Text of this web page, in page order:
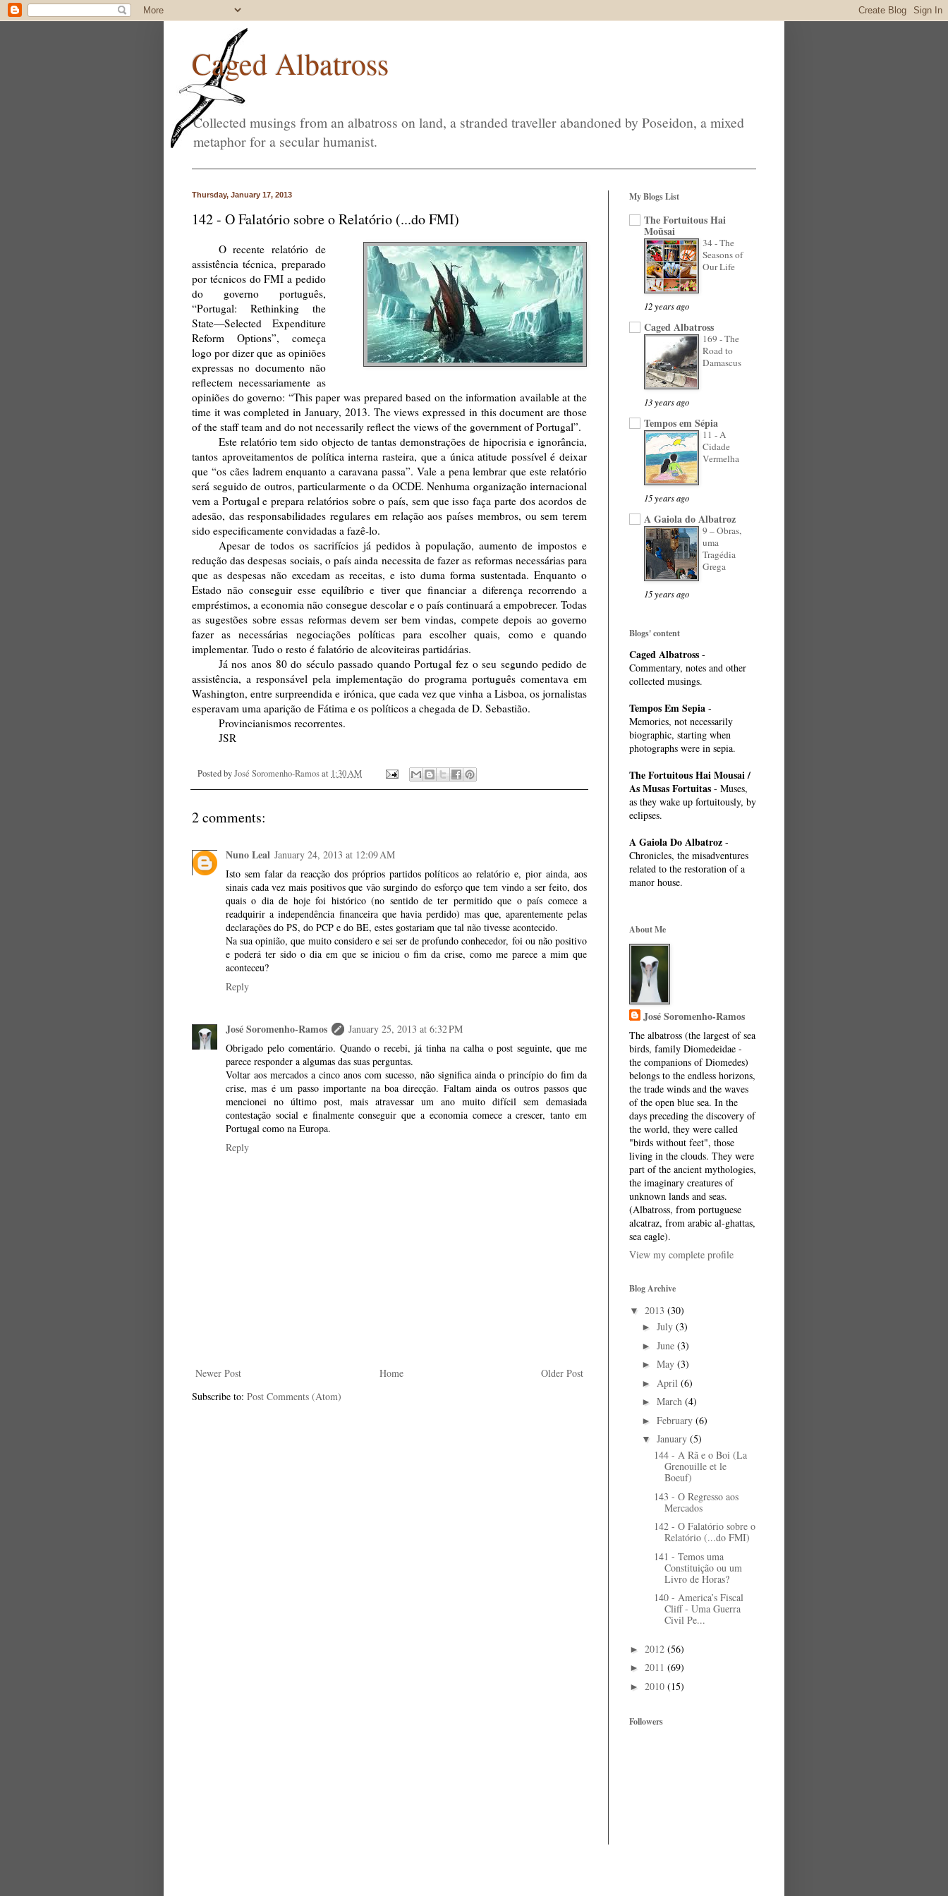
Caged Albatross
Collected musings from an albatross on land, a stranded traveller abandoned by Poseidon, a mixed
metaphor for a secular humanist.
Thursday, January 17, 2013
142 - O Falatório sobre o Relatório (...do FMI)
O recente relatório de
assistência técnica, preparado
por técnicos do FMI a pedido
do governo português,
“Portugal: Rethinking the
State—Selected Expenditure
Reform Options”, começa
logo por dizer que as opiniões
expressas no documento não
reflectem necessariamente as
opiniões do governo: “This paper was prepared based on the information available at the
time it was completed in January, 2013. The views expressed in this document are those
of the staff team and do not necessarily reflect the views of the government of Portugal”.
Este relatório tem sido objecto de tantas demonstrações de hipocrisia e ignorância,
tantos aproveitamentos de política interna rasteira, que a única atitude possível é deixar
que “os cães ladrem enquanto a caravana passa”. Vale a pena lembrar que este relatório
será seguido de outros, particularmente o da OCDE. Nenhuma organização internacional
vem a Portugal e prepara relatórios sobre o país, sem que isso faça parte dos acordos de
adesão, das responsabilidades regulares em relação aos países membros, ou sem terem
sido especificamente convidadas a fazê-lo.
Apesar de todos os sacrifícios já pedidos à população, aumento de impostos e
redução das despesas sociais, o país ainda necessita de fazer as reformas necessárias para
que as despesas não excedam as receitas, e isto duma forma sustentada. Enquanto o
Estado não conseguir esse equilíbrio e tiver que financiar a diferença recorrendo a
empréstimos, a economia não consegue descolar e o país continuará a empobrecer. Todas
as sugestões sobre essas reformas devem ser bem vindas, compete depois ao governo
fazer as necessárias negociações políticas para escolher quais, como e quando
implementar. Tudo o resto é falatório de alcoviteiras partidárias.
Já nos anos 80 do século passado quando Portugal fez o seu segundo pedido de
assistência, a responsável pela implementação do programa português comentava em
Washington, entre surpreendida e irónica, que cada vez que vinha a Lisboa, os jornalistas
esperavam uma aparição de Fátima e os políticos a chegada de D. Sebastião.
Provincianismos recorrentes.
JSR
Posted byJosé Soromenho-Ramosat 1:30 AM
2 comments:
Nuno Leal January 24, 2013 at 12:09 AM
Isto sem falar da reacção dos próprios partidos políticos ao relatório e, pior ainda, aos
sinais cada vez mais positivos que vão surgindo do esforço que tem vindo a ser feito, dos
quais o dia de hoje foi histórico (no sentido de ter permitido que o país comece a
readquirir a independência financeira que havia perdido) mas que, aparentemente pelas
declarações do PS, do PCP e do BE, estes gostariam que tal não tivesse acontecido.
Na sua opinião, que muito considero e sei ser de profundo conhecedor, foi ou não positivo
e poderá ter sido o dia em que se iniciou o fim da crise, como me parece a mim que
aconteceu?
Reply
José Soromenho-Ramos
January 25, 2013 at 6:32 PM
Obrigado pelo comentário. Quando o recebi, já tinha na calha o post seguinte, que me
parece responder a algumas das suas perguntas.
Voltar aos mercados a cinco anos com sucesso, não significa ainda o princípio do fim da
crise, mas é um passo importante na boa direcção. Faltam ainda os outros passos que
mencionei no último post, mais atravessar um ano muito difícil sem demasiada
contestação social e finalmente conseguir que a economia comece a crescer, tanto em
Portugal como na Europa.
Reply
Newer Post Older Post
Home
Subscribe to: Post Comments (Atom)
My Blogs List
The Fortuitous Hai
Moũsai
34 - The
Seasons of
Our Life
12 years ago
Caged Albatross
169 - The
Road to
Damascus
13 years ago
Tempos em Sépia
11 - A
Cidade
Vermelha
15 years ago
A Gaiola do Albatroz
9 – Obras,
uma
Tragédia
Grega
15 years ago
Blogs' content
Caged Albatross -
Commentary, notes and other
collected musings.
Tempos Em Sepia -
Memories, not necessarily
biographic, starting when
photographs were in sepia.
The Fortuitous Hai Mousai /
As Musas Fortuitas - Muses,
as they wake up fortuitously, by
eclipses.
A Gaiola Do Albatroz -
Chronicles, the misadventures
related to the restoration of a
manor house.
About Me
José Soromenho-Ramos
The albatross (the largest of sea
birds, family Diomedeidae -
the companions of Diomedes)
belongs to the endless horizons,
the trade winds and the waves
of the open blue sea. In the
days preceding the discovery of
the world, they were called
"birds without feet", those
living in the clouds. They were
part of the ancient mythologies,
the imaginary creatures of
unknown lands and seas.
(Albatross, from portuguese
alcatraz, from arabic al-ghattas,
sea eagle).
View my complete profile
Blog Archive
▼ 2013 (30)
► July (3)
► June (3)
► May (3)
► April (6)
► March (4)
► February (6)
▼ January (5)
144 - A Rã e o Boi (La
Grenouille et le
Boeuf)
143 - O Regresso aos
Mercados
142 - O Falatório sobre o
Relatório (...do FMI)
141 - Temos uma
Constituição ou um
Livro de Horas?
140 - America’s Fiscal
Cliff - Uma Guerra
Civil Pe...
► 2012 (56)
► 2011 (69)
► 2010 (15)
Followers